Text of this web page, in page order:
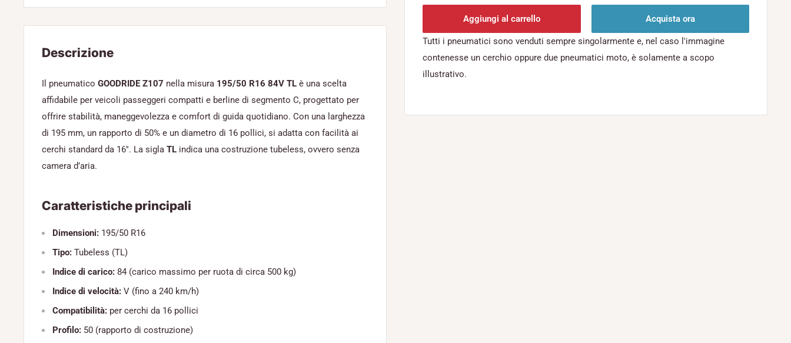
Aggiungi al carrello Acquista ora
Tutti i pneumatici sono venduti sempre singolarmente e, nel caso l'immagine
contenesse un cerchio oppure due pneumatici moto, è solamente a scopo
illustrativo.
Descrizione
Il pneumatico GOODRIDE Z107 nella misura 195/50 R16 84V TL è una scelta
affidabile per veicoli passeggeri compatti e berline di segmento C, progettato per
offrire stabilità, maneggevolezza e comfort di guida quotidiano. Con una larghezza
di 195 mm, un rapporto di 50% e un diametro di 16 pollici, si adatta con facilità ai
cerchi standard da 16''. La sigla TL indica una costruzione tubeless, ovvero senza
camera d’aria.
Caratteristiche principali
Dimensioni: 195/50 R16
Tipo: Tubeless (TL)
Indice di carico: 84 (carico massimo per ruota di circa 500 kg)
Indice di velocità: V (fino a 240 km/h)
Compatibilità: per cerchi da 16 pollici
Profilo: 50 (rapporto di costruzione)